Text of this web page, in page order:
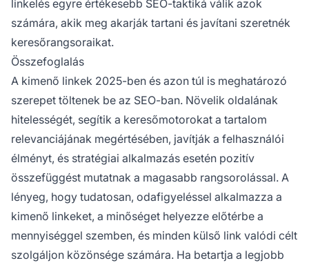
linkelés egyre értékesebb SEO-taktiká válik azok
számára, akik meg akarják tartani és javítani szeretnék
keresőrangsoraikat.
Összefoglalás
A kimenő linkek 2025-ben és azon túl is meghatározó
szerepet töltenek be az SEO-ban. Növelik oldalának
hitelességét, segítik a keresőmotorokat a tartalom
relevanciájának megértésében, javítják a felhasználói
élményt, és stratégiai alkalmazás esetén pozitív
összefüggést mutatnak a magasabb rangsorolással. A
lényeg, hogy tudatosan, odafigyeléssel alkalmazza a
kimenő linkeket, a minőséget helyezze előtérbe a
mennyiséggel szemben, és minden külső link valódi célt
szolgáljon közönsége számára. Ha betartja a legjobb